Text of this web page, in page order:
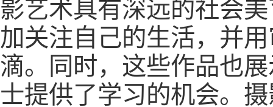
影艺术具有深远的社会
加关注自己的生活，并
滴。同时，这些作品也
士提供了学习的机会。